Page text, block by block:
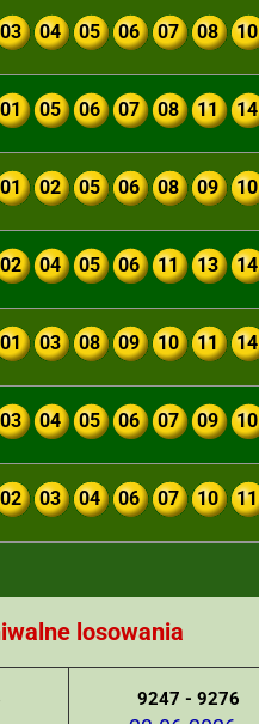
03 04 05 06 07 08 10
01 05 06 07 08 11 14
01 02 05 06 08 09 10
02 04 05 06 11 13 14
01 03 08 09 10 11 14
03 04 05 06 07 09 10
02 03 04 06 07 10 11
losowania
9247 - 9276